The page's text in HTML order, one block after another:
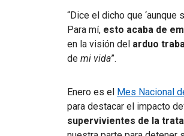
“Dice el dicho que ‘aunque
Para mí, esto acaba de
en la visión del arduo
de mi vida”.
Enero es el Mes Nacional
para destacar el impacto
supervivientes de la